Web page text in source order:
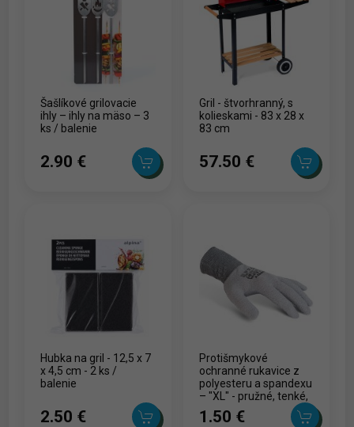
Šašlíkové grilovacie
ihly – ihly na mäso – 3
ks / balenie
2.90 ‎€
Gril - štvorhranný, s
kolieskami - 83 x 28 x
83 cm
57.50 ‎€
Hubka na gril - 12,5 x 7
x 4,5 cm - 2 ks /
balenie
2.50 ‎€
Protišmykové
ochranné rukavice z
polyesteru a spandexu
– "XL" - pružné, tenké,
priedušné – 1 pár
1.50 ‎€